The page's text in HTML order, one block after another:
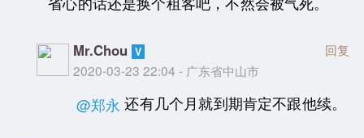
Mr.Chou
2020-03-23 22:04 - 广东省中山市
回复
@郑永 还有几个月就到期肯定不跟他续。